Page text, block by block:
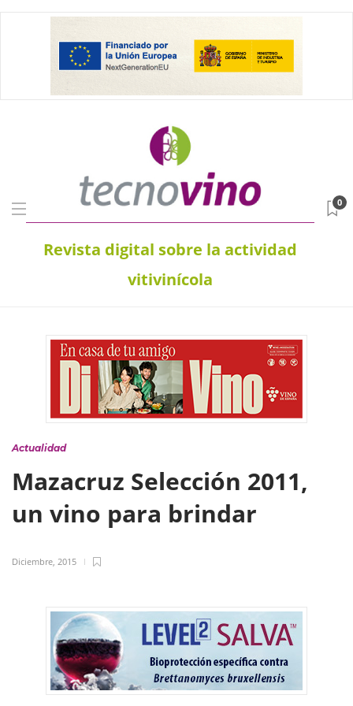
Revista digital sobre la actividad
vitivinícola
0
Actualidad
Mazacruz Selección 2011,
un vino para brindar
Diciembre, 2015